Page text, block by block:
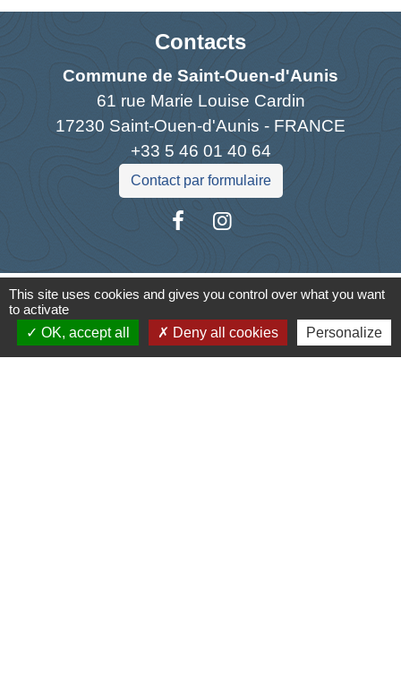
Contacts
Commune de Saint-Ouen-d'Aunis
61 rue Marie Louise Cardin
17230 Saint-Ouen-d'Aunis - FRANCE
+33 5 46 01 40 64
Contact par formulaire
Liens
Cyclad
CDC Aunis Atlantique
This site uses cookies and gives you control over what you want
to activate
OK, accept all
Deny all cookies Personalize